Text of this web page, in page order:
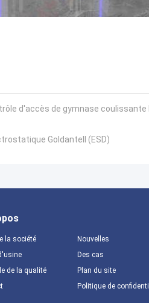
d'accès de gymnase
Goldantell (ESD)
la société
de la qualité
Nouvelles
Des cas
Plan du site
Politique de